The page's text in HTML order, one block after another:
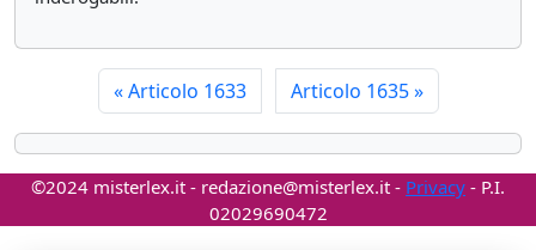
«Articolo 1633 Articolo 1635»
©2024 misterlex.it - redazione@misterlex.it - Privacy - P.I.
02029690472